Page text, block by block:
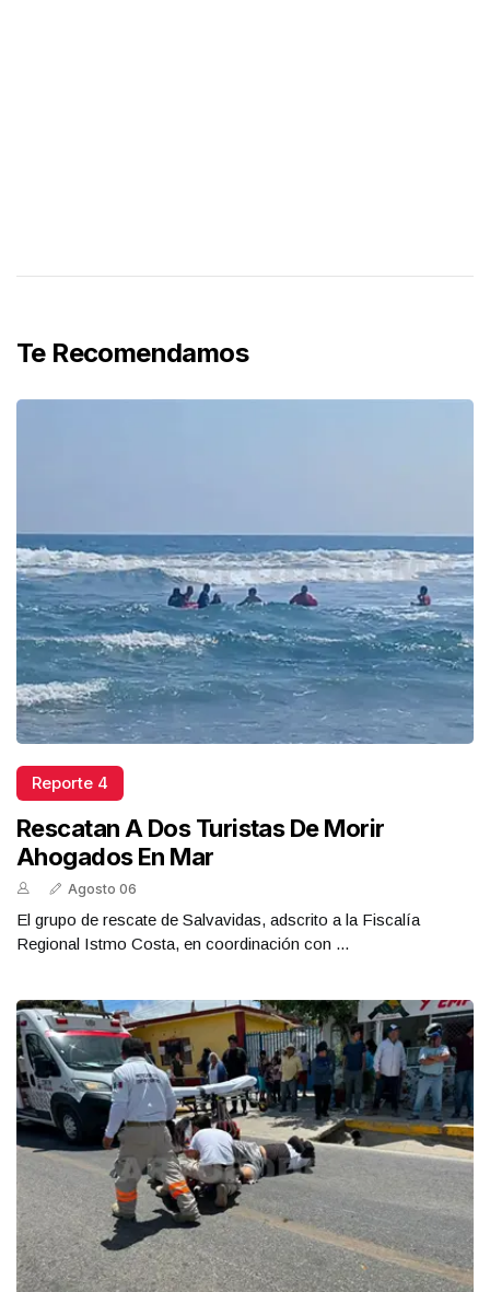
Te Recomendamos
Reporte 4
Rescatan A Dos Turistas De Morir
Ahogados En Mar
Agosto 06
El grupo de rescate de Salvavidas, adscrito a la Fiscalía
Regional Istmo Costa, en coordinación con ...